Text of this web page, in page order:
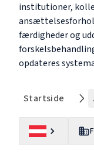
institutioner,
færdigheder og
opdateres
Startside